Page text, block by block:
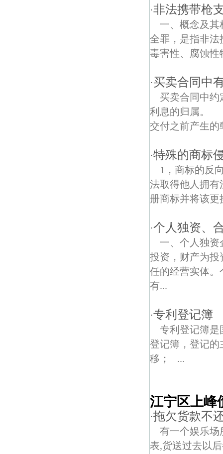
·非法携带枪
一、概念及
全罪，是指非
毒害性、腐蚀性
·买卖合同中
买卖合同中约
利息的归属。
交付之前产生的
·特殊的商标
1，商标的反
法取得他人拥有
册商标并将该
·个人独资、
一、个人独
投资，财产为投
任的经营实体。
有...
·专利登记簿
专利登记簿是
登记簿，登记
移； ...
江宁区上峰
·拖欠货款不
有一个娱乐场
表,货送过去以